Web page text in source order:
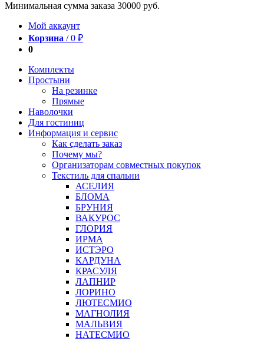
Минимальная сумма заказа 30000 руб.
Мой аккаунт
Корзина /0 ₽
0
Комплекты
Простыни
На резинке
Прямые
Наволочки
Для гостиниц
Информация и сервис
Как сделать заказ
Почему мы?
Организаторам совместных покупок
Текстиль для спальни
АСЕЛИЯ
БЛОМА
БРУНИЯ
ВАКУРОС
ГЛОРИЯ
ИРМА
ИСТЭРО
КАРДУНА
КРАСУЛЯ
ЛАПНИР
ЛОРИНО
ЛЮТЕСМИО
МАГНОЛИЯ
МАЛЬВИЯ
НАТЕСМИО